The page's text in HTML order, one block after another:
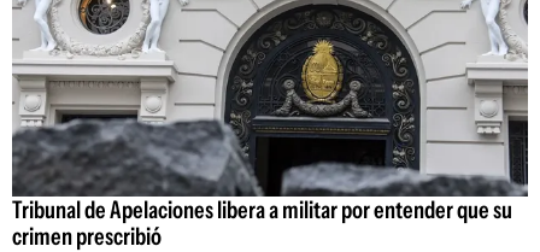
Tribunal de Apelaciones libera a militar por entender que su
crimen prescribió